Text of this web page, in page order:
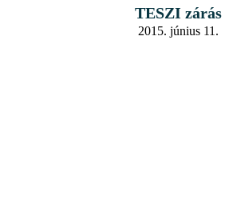
TESZI zárás
2015. június 11.